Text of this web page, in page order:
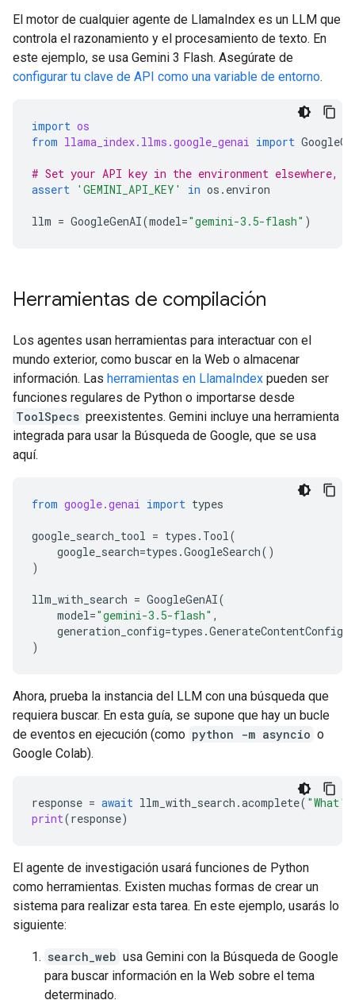
El motor de cualquier agente de LlamaIndex es un LLM que
controla el razonamiento y el procesamiento de texto. En
este ejemplo, se usa Gemini 3 Flash. Asegúrate de
configurar tu clave de API como una variable de entorno.
import os
from llama_index.llms.google_genai import
# Set your API key in the environment
assert 'GEMINI_API_KEY' in os . environ
llm = GoogleGenAI(model="gemini-3.5-flash" )
Herramientas de compilación
Los agentes usan herramientas para interactuar con el
mundo exterior, como buscar en la Web o almacenar
información. Las herramientas en LlamaIndex pueden ser
funciones regulares de Python o importarse desde
ToolSpecs preexistentes. Gemini incluye una herramienta
integrada para usar la Búsqueda de Google, que se usa
aquí.
from google.genai import types
google_search_tool = types . Tool(
google_search=types .GoogleSearch()
)
llm_with_search = GoogleGenAI(
model="gemini-3.5-flash" ,
generation_config=types .GenerateContentConfig
)
Ahora, prueba la instancia del LLM con una búsqueda que
requiera buscar. En esta guía, se supone que hay un bucle
de eventos en ejecución (como python -m asyncio o
Google Colab).
response = await llm_with_search .acomplete(
print(response)
El agente de investigación usará funciones de Python
como herramientas. Existen muchas formas de crear un
sistema para realizar esta tarea. En este ejemplo, usarás lo
siguiente:
search_web usa Gemini con la Búsqueda de Google
para buscar información en la Web sobre el tema
determinado.